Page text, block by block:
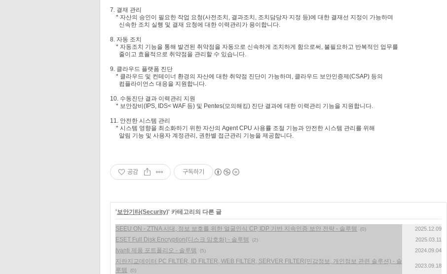
7. 결재 관리
* 자산의 승인이 필요한 작업 요청(사전조치, 결과조치, 조치담당자 지정 등)에 대한 결재선 지정이 가능하며
신속한 조치 실행 및 결재 요청에 대한 이력관리가 용이합니다.
8. 자동 조치
* 자동조치 기능을 통해 발견된 취약점을 자동으로 신속하게 조치하게 함으로써, 불필요하고 반복적인 업무를
줄이고 효율적으로 취약점을 관리할 수 있습니다.
9. 클라우드 플랫폼 진단
* 클라우드 및 컨테이너 환경의 자산에 대한 취약점 진단이 가능하며, 클라우드 보안인증제(CSAP) 등의
컴플라이언스 대응을 지원합니다.
10. 수동진단 결과 이력관리 지원
* 보안장비(IPS, IDS< WAF 등) 및 Pentes(모의해킹) 진단 결과에 대한 이력관리 기능을 지원합니다.
11. 안전한 시스템 관리
* 시스템 영향을 최소화하기 위한 자산의 Agent CPU 사용률 조절 기능과 안전한 시스템 관리를 위해
알림 기능 및 사용자 계정관리, 권한별 접근관리 기능을 제공합니다.
공감 구독하기
'보안기타(Security)' 카테고리의 다른 글
SEEU ON - ZTNA 시대, 정보 보호를 위한 얼굴인식 CP, IDP 기반 지속인증 보안 전략 - 솔루템 (0) 2025.12.09
ESET Full Disk Encryption(디스크 암호화) - 솔루템 (2) 2025.03.11
Ivanti 제품 포트폴리오 - 솔루템 (5) 2024.09.04
지란지교데이터 PC FILTER, ID FILTER, WEB FILTER, SERVER FILTER(민감정보, 개인정보 관련 솔루션) - 솔
루템
(0)
2023.09.18